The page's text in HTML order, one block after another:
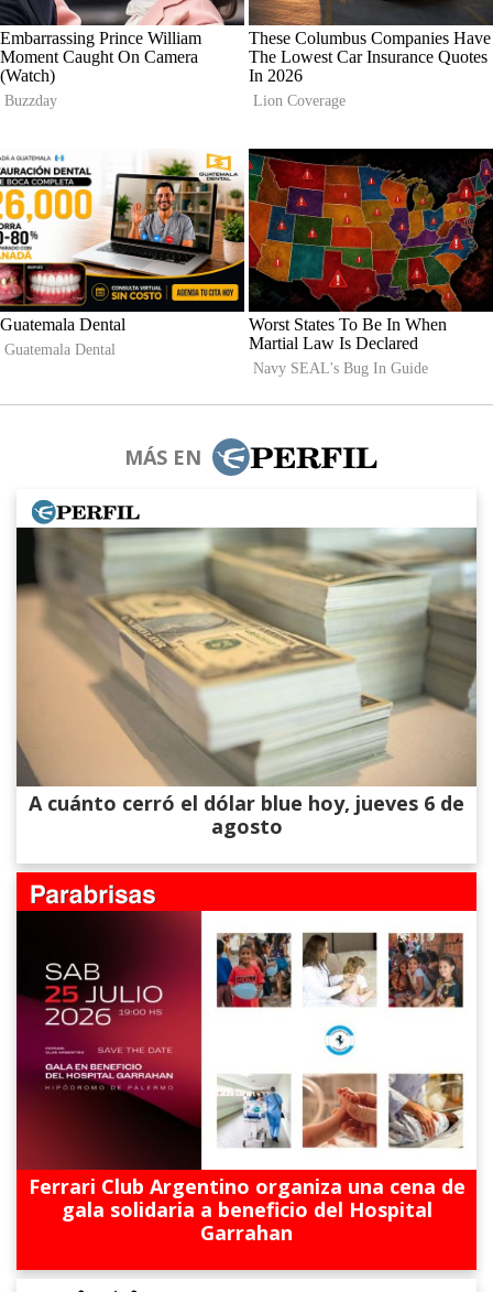
MÁS EN
A cuánto cerró el dólar blue hoy, jueves 6 de
agosto
Ferrari Club Argentino organiza una cena de
gala solidaria a beneficio del Hospital
Garrahan